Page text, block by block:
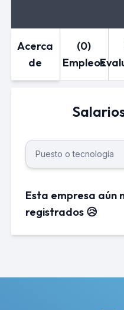
Acerca
de
(0)
Empleos
Esta empresa aún
registrados 😥